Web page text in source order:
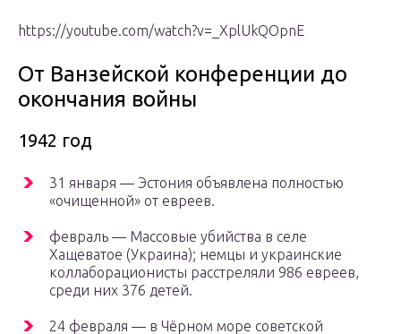
https://youtube.com/watch?v=_XplUkQOpnE
От Ванзейской конференции до
окончания войны
1942 год
31 января — Эстония объявлена полностью
«очищенной» от евреев.
февраль — Массовые убийства в селе
Хащеватое (Украина); немцы и украинские
коллаборационисты расстреляли 986 евреев,
среди них 376 детей.
24 февраля — в Чёрном море советской